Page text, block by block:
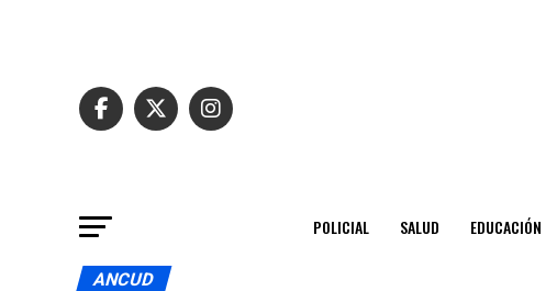
POLICIAL SALUD EDUCACIÓN
ANCUD